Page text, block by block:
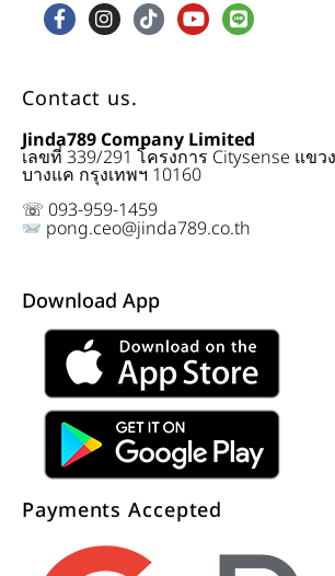
Contact us.
Jinda789 Company Limited
เลขที่ 339/291 โครงการ Citysense แขว
บางแค กรุงเทพฯ 10160
☏ 093-959-1459
pong.ceo@jinda789.co.th
Download App
Payments Accepted